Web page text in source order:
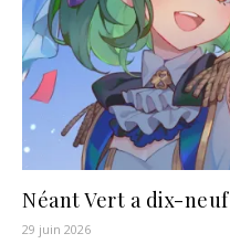
Néant Vert a dix-neuf
29 juin 2026